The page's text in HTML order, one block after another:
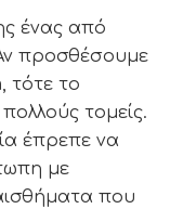
ένας από
προσθέσουμε
τότε το
τομείς.
έπρεπε να
με
που